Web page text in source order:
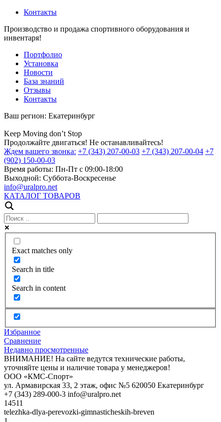
Контакты
Производство и продажа спортивного оборудования и
инвентаря!
Портфолио
Установка
Новости
База знаний
Отзывы
Контакты
Ваш регион: Екатеринбург
Keep Moving don’t Stop
Продолжайте двигаться! Не останавливайтесь!
Ждем вашего звонка: +7 (343) 207-00-03 +7 (343) 207-00-04 +7
(902) 150-00-03
Время работы: Пн-Пт с 09:00-18:00
Выходной: Суббота-Воскресенье
info@uralpro.net
КАТАЛОГ ТОВАРОВ
Exact matches only
Search in title
Search in content
Избранное
Сравнение
Недавно просмотренные
ВНИМАНИЕ! На сайте ведутся технические работы,
уточняйте цены и наличие товара у менеджеров!
ООО «КМС-Спорт»
ул. Армавирская 33, 2 этаж, офис №5 620050 Екатеринбург
+7 (343) 289-000-3 info@uralpro.net
14511
telezhka-dlya-perevozki-gimnasticheskih-breven